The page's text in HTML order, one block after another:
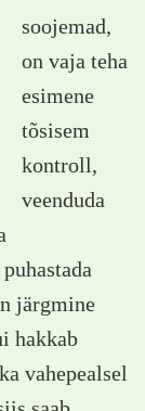
soojemad,
on vaja teha
esimene
tõsisem
kontroll,
veenduda
järgmine
hakkab
vahepealsel